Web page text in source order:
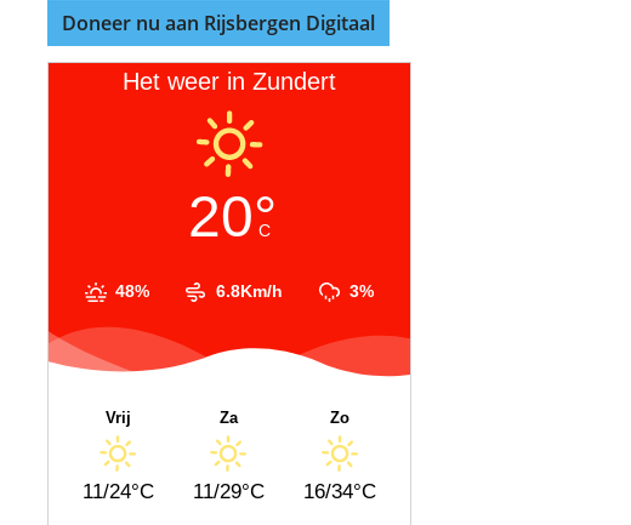
Doneer nu aan Rijsbergen Digitaal
Het weer in Zundert
20°
C
48% 6.8Km/h 3%
Vrij
11/24°C
Za
11/29°C
Zo
16/34°C